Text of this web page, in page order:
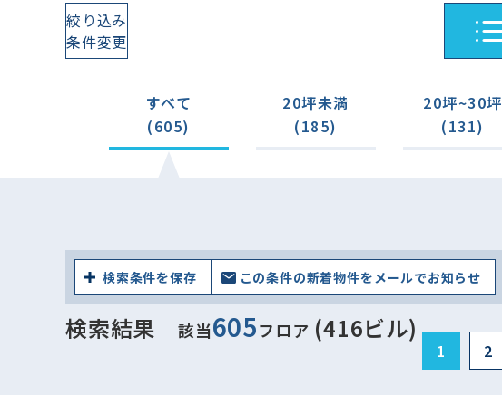
絞り込み
条件変更
すべて
(605)
20坪未満
(185)
20坪~30坪
(131)
検索条件を保存 この条件の新着物件をメールでお知らせ
検索結果 該当605フロア (416ビル)
1 2